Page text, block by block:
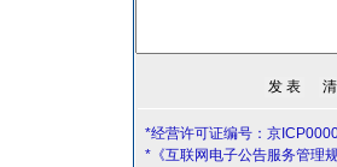
*经营许可证编号：京
*《互联网电子公告服务管理规